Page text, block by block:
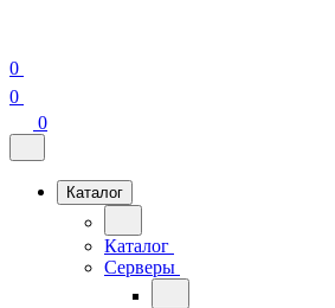
0
0
0
Каталог
Каталог
Серверы